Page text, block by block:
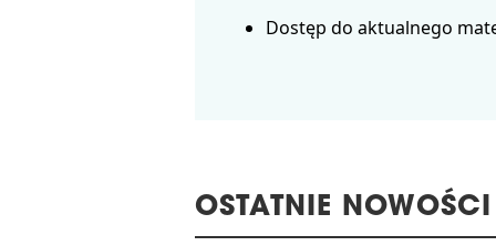
Dostęp do aktualnego
OSTATNIE NOWOŚCI